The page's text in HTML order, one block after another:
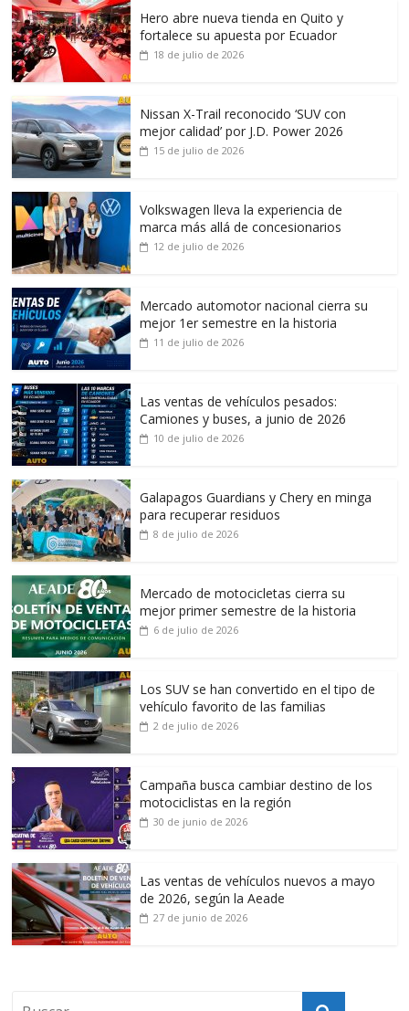
Hero abre nueva tienda en Quito y
fortalece su apuesta por Ecuador
18 de julio de 2026
Nissan X-Trail reconocido ‘SUV con
mejor calidad’ por J.D. Power 2026
15 de julio de 2026
Volkswagen lleva la experiencia de
marca más allá de concesionarios
12 de julio de 2026
Mercado automotor nacional cierra su
mejor 1er semestre en la historia
11 de julio de 2026
Las ventas de vehículos pesados:
Camiones y buses, a junio de 2026
10 de julio de 2026
Galapagos Guardians y Chery en minga
para recuperar residuos
8 de julio de 2026
Mercado de motocicletas cierra su
mejor primer semestre de la historia
6 de julio de 2026
Los SUV se han convertido en el tipo de
vehículo favorito de las familias
2 de julio de 2026
Campaña busca cambiar destino de los
motociclistas en la región
30 de junio de 2026
Las ventas de vehículos nuevos a mayo
de 2026, según la Aeade
27 de junio de 2026